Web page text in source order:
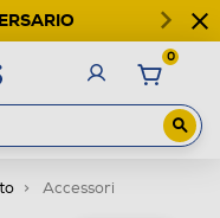
0
Accessori